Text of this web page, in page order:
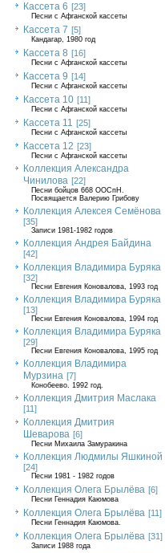
Кассета 6 [23]
Песни с Афганской кассеты
Кассета 7 [5]
Кандагар, 1980 год
Кассета 8 [16]
Песни с Афганской кассеты
Кассета 9 [14]
Песни с Афганской кассеты
Кассета 10 [11]
Песни с Афганской кассеты
Кассета 11 [25]
Песни с Афганской кассеты
Кассета 12 [23]
Песни с Афганской кассеты
Коллекция Александра
Чинилова [22]
Песни бойцов 668 ООСпН.
Посвящается Валерию Грибову
Коллекция Алексея Семёнова
[35]
Записи 1981-1982 годов
Коллекция Андрея Байдина
[42]
Коллекция Владимира Буряка
[32]
Песни Евгения Коновалова, 1993 год
Коллекция Владимира Буряка
[13]
Песни Евгения Коновалова, 1994 год
Коллекция Владимира Буряка
[29]
Песни Евгения Коновалова, 1995 год
Коллекция Владимира
Мурзина [7]
Конобеево. 1992 год.
Коллекция Дмитрия Маслака
[11]
Коллекция Дмитрия
Шеварова [6]
Песни Михаила Замуракина
Коллекция Людмилы Яшкиной
[24]
Песни 1981 - 1982 годов
Коллекция Олега Брылёва [6]
Песни Геннадия Каюмова
Коллекция Олега Брылёва [11]
Песни Геннадия Каюмова.
Коллекция Олега Брылёва [31]
Записи 1988 года